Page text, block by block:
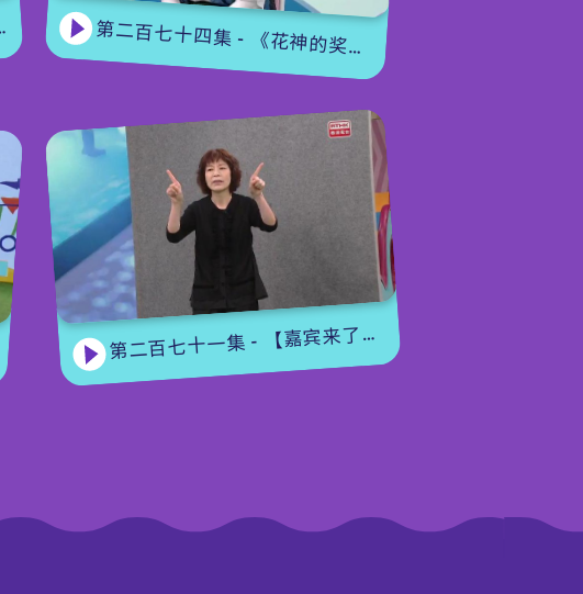
第二百七十四集 - 《花神的奖励》下集
第二百七十一集 - 【嘉宾来了】用手语唱歌